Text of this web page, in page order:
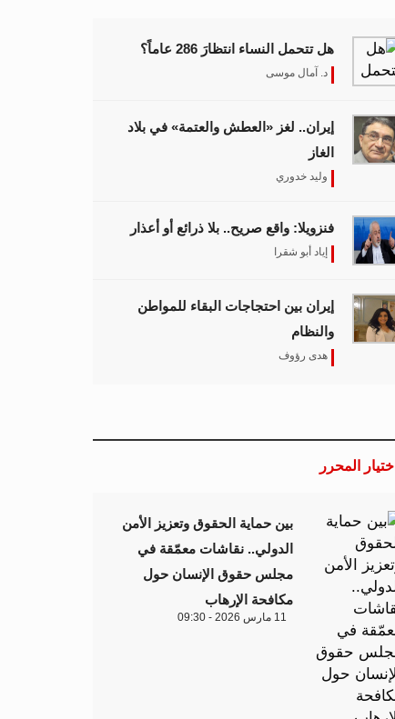
هل تتحمل النساء انتظارَ 286 عاماً؟
د. آمال موسى
إيران.. لغز «العطش والعتمة» في بلاد
الغاز
وليد خدوري
فنزويلا: واقع صريح.. بلا ذرائع أو أعذار
إياد أبو شقرا
إيران بين احتجاجات البقاء للمواطن
والنظام
هدى رؤوف
اختيار المحرر
بين حماية الحقوق وتعزيز الأمن
الدولي.. نقاشات معمّقة في
مجلس حقوق الإنسان حول
مكافحة الإرهاب
11 مارس 2026 - 09:30